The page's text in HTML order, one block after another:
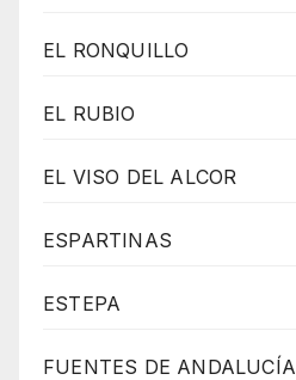
EL RONQUILLO
EL RUBIO
EL VISO DEL ALCOR
ESPARTINAS
ESTEPA
FUENTES DE ANDALUCÍA